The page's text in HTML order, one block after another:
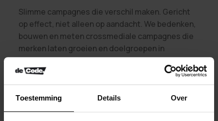
Toestemming Details Over
Slimme campagnes die verschil maken. Gericht
op effect, niet alleen op aandacht. We bedenken,
bouwen en meten crossmediale campagnes die
merken laten groeien en doelgroepen in
beweging brengen.
Meer over campagnes